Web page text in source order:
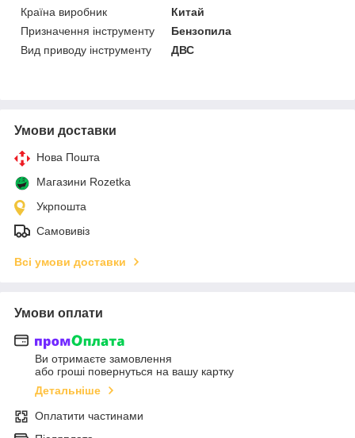
Країна виробник
Китай
Призначення інструменту
Бензопила
Вид приводу інструменту
ДВС
Умови доставки
Нова Пошта
Магазини Rozetka
Укрпошта
Самовивіз
Всі умови доставки
Умови оплати
Ви отримаєте замовлення
або гроші повернуться на вашу картку
Детальніше
Оплатити частинами